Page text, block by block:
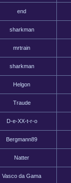
end
sharkman
mrtrain
sharkman
Helgon
Traude
D-e-XX-t-r-o
Bergmann89
Natter
Vasco da Gama